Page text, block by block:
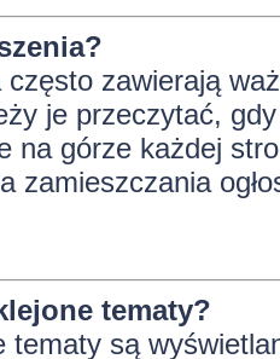
często zawierają
je przeczytać,
na górze każdej
zamieszczania
tematy?
tematy są